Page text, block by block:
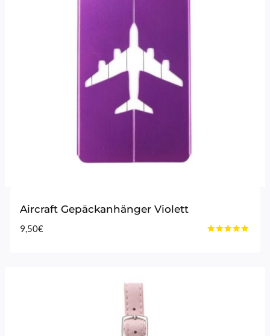
Aircraft Gepäckanhänger Violett
9,50€